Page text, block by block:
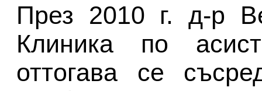
През 2010 г. д-р
Клиника по
оттогава се